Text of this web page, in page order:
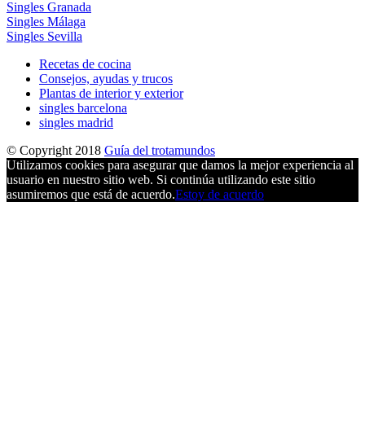
Singles Granada
Singles Málaga
Singles Sevilla
Recetas de cocina
Consejos, ayudas y trucos
Plantas de interior y exterior
singles barcelona
singles madrid
© Copyright 2018 Guía del trotamundos
Utilizamos cookies para asegurar que damos la mejor experiencia al
usuario en nuestro sitio web. Si continúa utilizando este sitio
asumiremos que está de acuerdo.Estoy de acuerdo